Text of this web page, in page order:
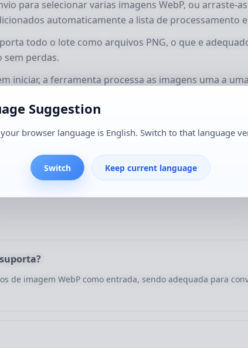
para selecionar varias imagens WebP, ou arraste-as
automaticamente a lista de processamento
todo o lote como arquivos PNG, o que e
sem perdas.
iniciar, a ferramenta processa as imagens uma a
arquivo e da tarefa completa.
terminar, voce podera conferir o formato de saida, o
imagem para organiza-las e arquiva-las com mais
PNG convertidas sao mais adequadas para edicao
de alta qualidade.
de imagem WebP como entrada, sendo adequada para
Suggestion
browser language is English. Switch to that language
Switch Keep current language